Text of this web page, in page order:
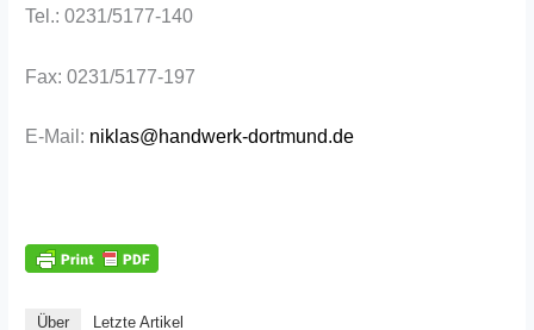
Tel.: 0231/5177-140
Fax: 0231/5177-197
E-Mail: niklas@handwerk-dortmund.de
Über Letzte Artikel